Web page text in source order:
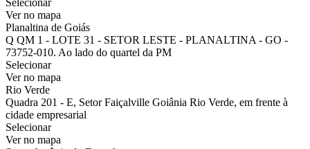
Ver no mapa
Planaltina de Goiás
Q QM 1 - LOTE 31 - SETOR LESTE - PLANALTINA - GO -
73752-010. Ao lado do quartel da PM
Selecionar
Ver no mapa
Rio Verde
Quadra 201 - E, Setor Faiçalville Goiânia Rio Verde, em frente à
cidade empresarial
Selecionar
Ver no mapa